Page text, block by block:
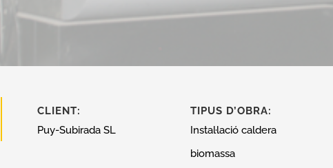
CLIENT:
Puy-Subirada SL
TIPUS D’OBRA:
Instal·lació caldera
biomassa